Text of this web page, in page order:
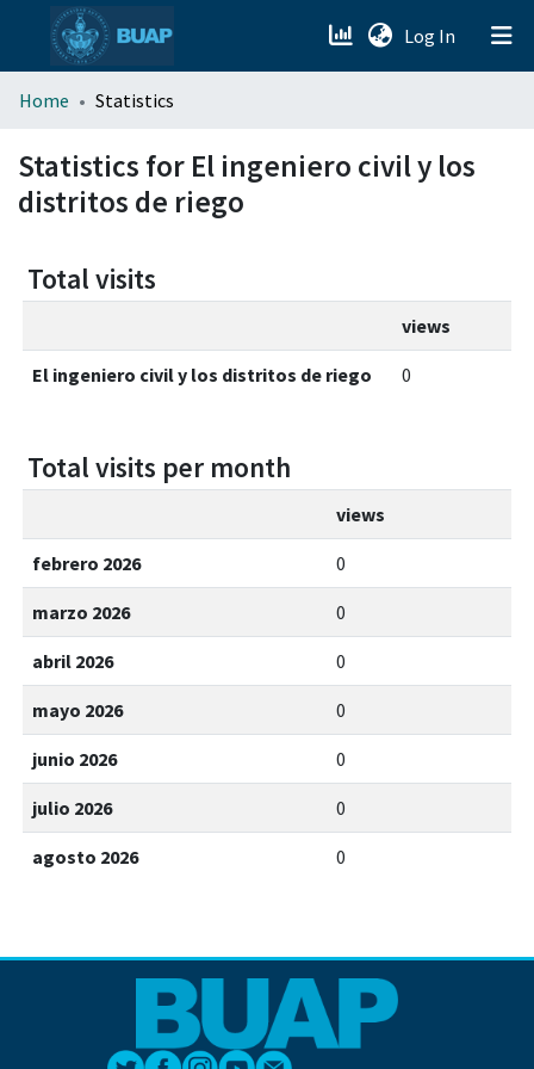
Log In (current)
menu.section.about_menu
All of DSpace
Home Statistics
Statistics for El ingeniero civil y los
distritos de riego
Total visits
views
El ingeniero civil y los distritos de riego 0
Total visits per month
views
febrero 2026 0
marzo 2026 0
abril 2026 0
mayo 2026 0
junio 2026 0
julio 2026 0
agosto 2026 0